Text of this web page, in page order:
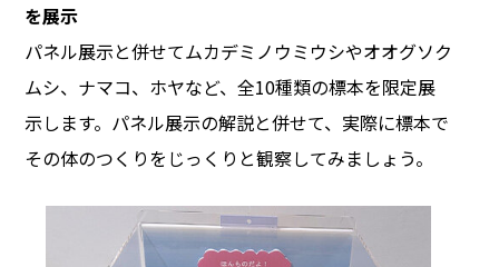
を展示
パネル展示と併せてムカデミノウミウシやオオグソク
ムシ、ナマコ、ホヤなど、全10種類の標本を限定展
示します。パネル展示の解説と併せて、実際に標本で
その体のつくりをじっくりと観察してみましょう。